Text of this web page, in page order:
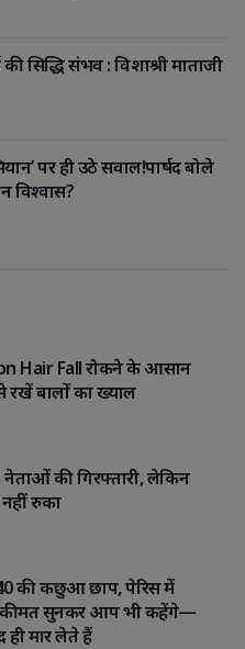
सिद्धि संभव : विशाश्री माताजी
पर ही उठे सवाल!पार्षद बोले
विश्वास?
Hair Fall रोकने के आसान
रखें बालों का ख्याल
की गिरफ्तारी, लेकिन
रुका
की कछुआ छाप, पेरिस में
कीमत सुनकर आप भी कहेंगे—
मार लेते हैं